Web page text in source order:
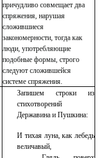
причудливо совмещает два
спряжения, нарушая
сложившиеся
закономерности, тогда как
люди, употребляющие
подобные формы, строго
следуют сложившейся
системе спряжения.
Запишем строки из
стихотворений
Державина и Пушкина:
И тихая луна, как лебедь
величавый,